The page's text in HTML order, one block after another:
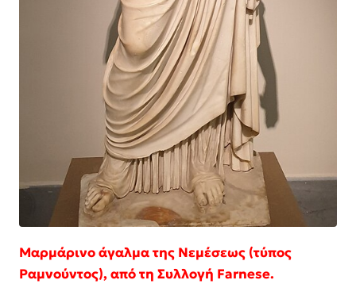
Μαρμάρινο άγαλμα της Νεμέσεως (τύπος
Ραμνούντος), από τη Συλλογή Farnese.